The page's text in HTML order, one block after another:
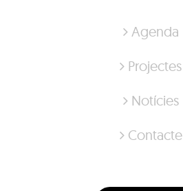
Agenda
Projectes
Notícies
Contacte